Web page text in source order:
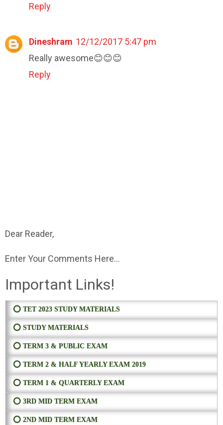
Reply
Dineshram 12/12/2017 5:47 pm
Really awesome😊😊😊
Reply
Dear Reader,
Enter Your Comments Here...
Important Links!
⭕ TET 2023 STUDY MATERIALS
⭕ STUDY MATERIALS
⭕ TERM 3 & PUBLIC EXAM
⭕ TERM 2 & HALF YEARLY EXAM 2019
⭕ TERM 1 & QUARTERLY EXAM
⭕ 3RD MID TERM EXAM
⭕ 2ND MID TERM EXAM